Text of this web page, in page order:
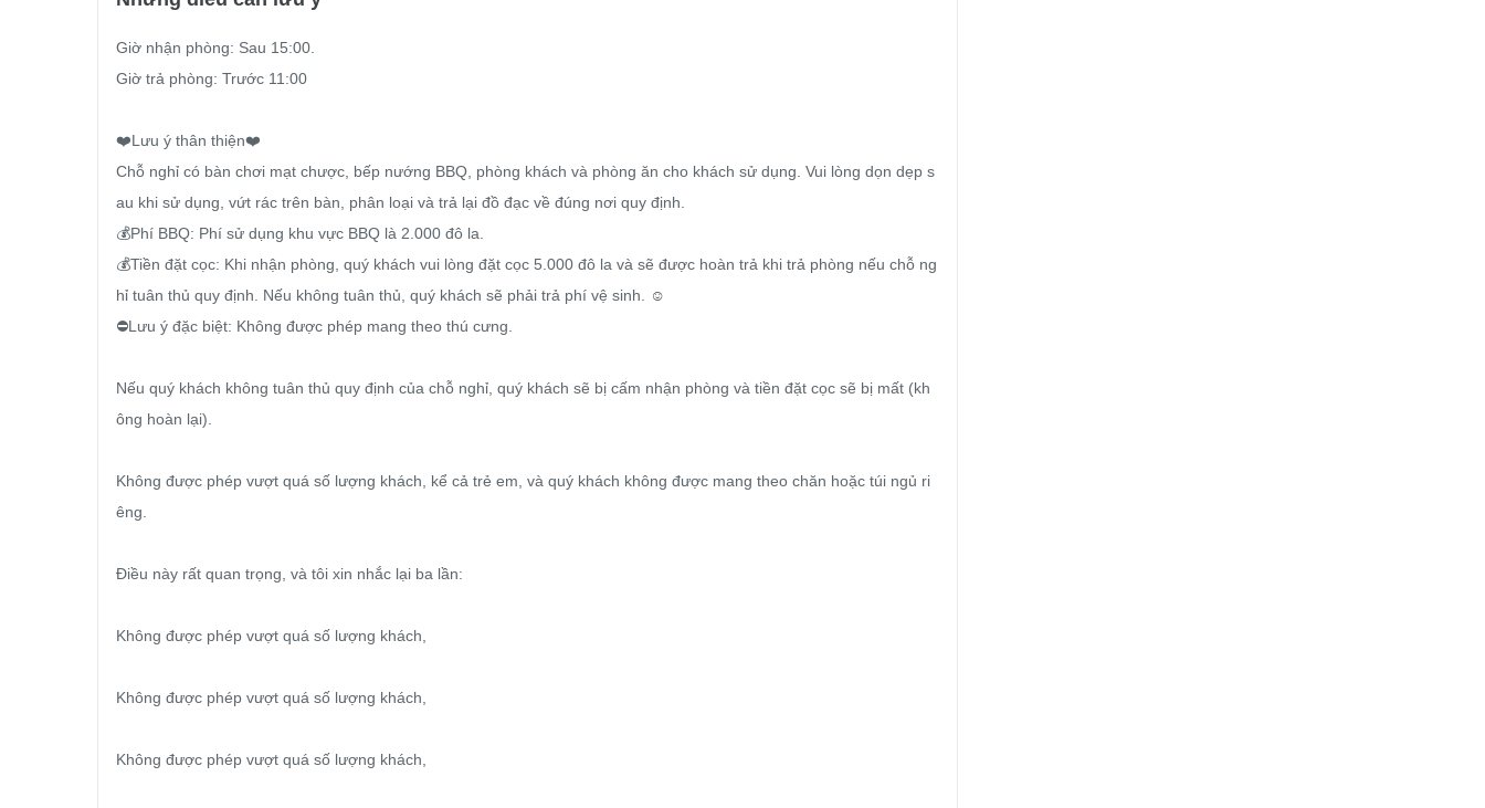
Giờ nhận phòng: Sau 15:00.
Giờ trả phòng: Trước 11:00
❤️Lưu ý thân thiện❤️
Chỗ nghỉ có bàn chơi mạt chược, bếp nướng BBQ, phòng khách và phòng ăn cho khách sử dụng. Vui lòng dọn dẹp s
au khi sử dụng, vứt rác trên bàn, phân loại và trả lại đồ đạc về đúng nơi quy định.
💰Phí BBQ: Phí sử dụng khu vực BBQ là 2.000 đô la.
💰Tiền đặt cọc: Khi nhận phòng, quý khách vui lòng đặt cọc 5.000 đô la và sẽ được hoàn trả khi trả phòng nếu chỗ ng
hỉ tuân thủ quy định. Nếu không tuân thủ, quý khách sẽ phải trả phí vệ sinh. ☺️
⛔️Lưu ý đặc biệt: Không được phép mang theo thú cưng.
Nếu quý khách không tuân thủ quy định của chỗ nghỉ, quý khách sẽ bị cấm nhận phòng và tiền đặt cọc sẽ bị mất (kh
ông hoàn lại).
Không được phép vượt quá số lượng khách, kể cả trẻ em, và quý khách không được mang theo chăn hoặc túi ngủ ri
êng.
Điều này rất quan trọng, và tôi xin nhắc lại ba lần:
Không được phép vượt quá số lượng khách,
Không được phép vượt quá số lượng khách,
Không được phép vượt quá số lượng khách,